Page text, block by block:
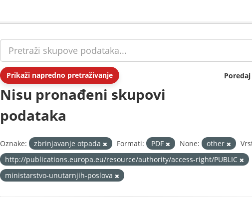
Prikaži napredno pretraživanje
Nisu pronađeni skupovi
podataka
Oznake: zbrinjavanje otpada Formati: PDF None: other
http://publications.europa.eu/resource/authority/access-right/PUBLIC
ministarstvo-unutarnjih-poslova